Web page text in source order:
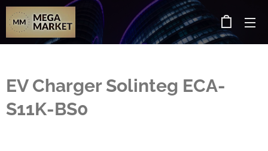
EV Charger Solinteg ECA-
S11K-BS0